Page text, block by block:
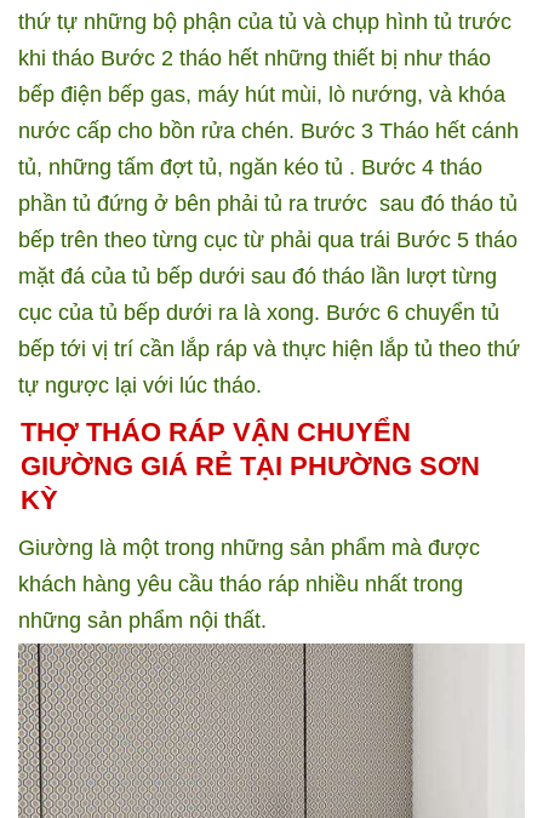
thứ tự những bộ phận của tủ và chụp hình tủ trước
khi tháo Bước 2 tháo hết những thiết bị như tháo
bếp điện bếp gas, máy hút mùi, lò nướng, và khóa
nước cấp cho bồn rửa chén. Bước 3 Tháo hết cánh
tủ, những tấm đợt tủ, ngăn kéo tủ . Bước 4 tháo
phần tủ đứng ở bên phải tủ ra trước sau đó tháo tủ
bếp trên theo từng cục từ phải qua trái Bước 5 tháo
mặt đá của tủ bếp dưới sau đó tháo lần lượt từng
cục của tủ bếp dưới ra là xong. Bước 6 chuyển tủ
bếp tới vị trí cần lắp ráp và thực hiện lắp tủ theo thứ
tự ngược lại với lúc tháo.
THỢ THÁO RÁP VẬN CHUYỂN
GIƯỜNG GIÁ RẺ TẠI PHƯỜNG SƠN
KỲ
Giường là một trong những sản phẩm mà được
khách hàng yêu cầu tháo ráp nhiều nhất trong
những sản phẩm nội thất.